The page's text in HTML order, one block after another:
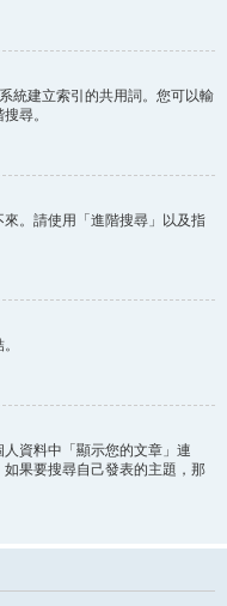
統建立索引的共用詞。您可以輸
尋。
。請使用「進階搜尋」以及指
資料中「顯示您的文章」連
果要搜尋自己發表的主題，那